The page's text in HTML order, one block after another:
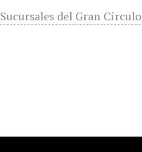
Sucursales del Gran Círculo